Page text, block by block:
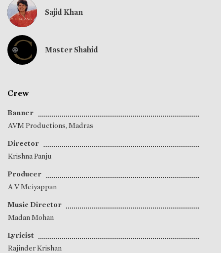
Sajid Khan
Master Shahid
Crew
Banner
AVM Productions, Madras
Director
Krishna Panju
Producer
A V Meiyappan
Music Director
Madan Mohan
Lyricist
Rajinder Krishan